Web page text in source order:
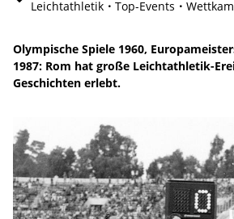
Leichtathletik
Top-Events
Olympische Spiele 1960,
1987: Rom hat große Leichtathletik-
Geschichten erlebt.